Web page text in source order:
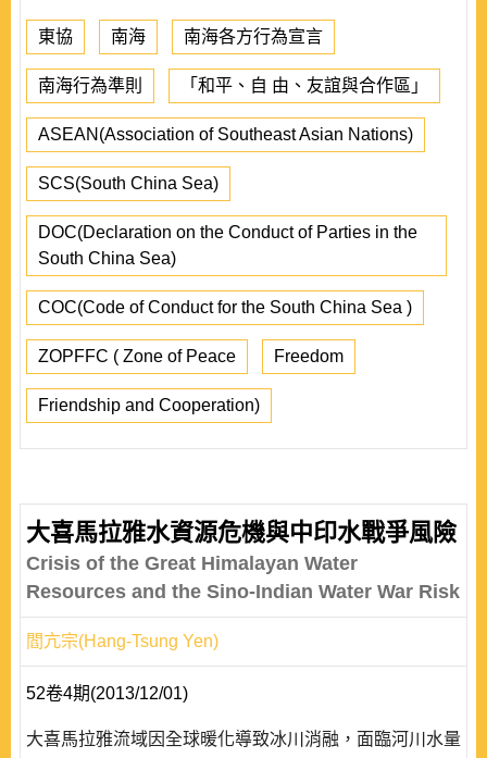
東協 南海 南海各方行為宣言
南海行為準則 「和平、自 由、友誼與合作區」
ASEAN(Association of Southeast Asian Nations)
SCS(South China Sea)
DOC(Declaration on the Conduct of Parties in the
South China Sea)
COC(Code of Conduct for the South China Sea )
ZOPFFC ( Zone of Peace Freedom
Friendship and Cooperation)
大喜馬拉雅水資源危機與中印水戰爭風險
Crisis of the Great Himalayan Water
Resources and the Sino-Indian Water War Risk
閻亢宗(Hang-Tsung Yen)
52卷4期(2013/12/01)
大喜馬拉雅流域因全球暖化導致冰川消融，面臨河川水量